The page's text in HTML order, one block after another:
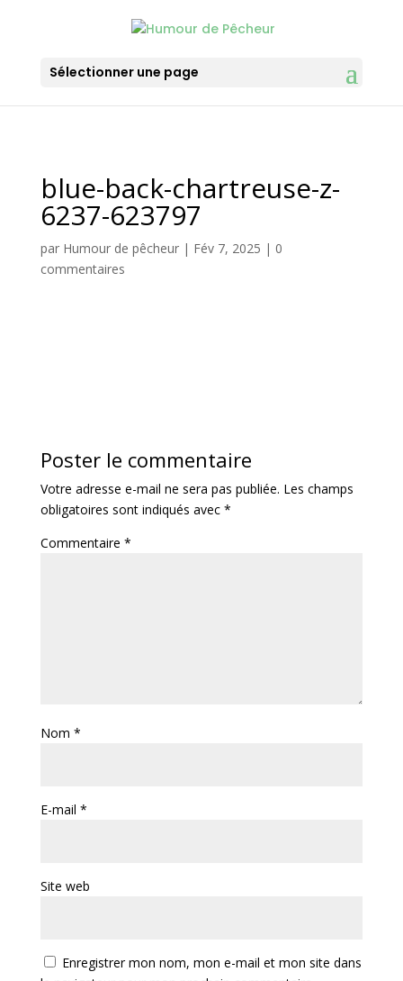
Sélectionner une page
blue-back-chartreuse-z-
6237-623797
par Humour de pêcheur| Fév 7, 2025 | 0
commentaires
Poster le commentaire
Votre adresse e-mail ne sera pas publiée. Les champs
obligatoires sont indiqués avec *
Commentaire *
Nom *
E-mail *
Site web
Enregistrer mon nom, mon e-mail et mon site dans